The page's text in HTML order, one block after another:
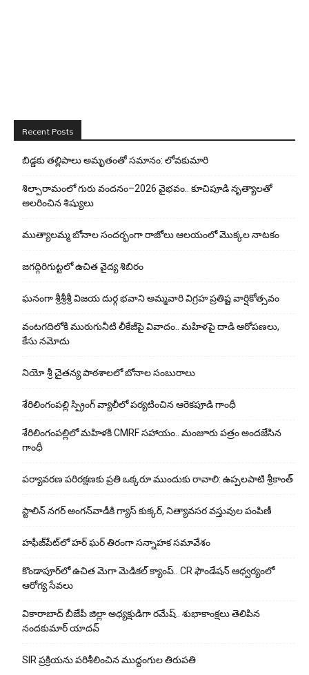
Recent Posts
బిడ్డ‌కు త‌ల్లిపాలు అమృతంతో స‌మానం: లోవ‌కుమారి
శిల్పారామంలో గురు వందనం–2026 వైభవం.. కూచిపూడి నృత్యాలతో
అలరించిన శిష్యులు
ముత్యాలమ్మ బోనాల సందర్భంగా రాజోలు ఆలయంలో మొక్కల నాటకం
జగద్గిరిగుట్టలో ఉచిత వైద్య శిబిరం
ఘనంగా శ్రీశ్రీశ్రీ విజయ దుర్గ భవాని అమ్మవారి విగ్రహ ప్రతిష్ట వార్షికోత్సవం
వంటగదిలోకి మురుగునీటి లీకేజీపై వివాదం.. మహిళపై దాడి ఆరోపణలు,
కేసు నమోదు
నియో శ్రీ చైతన్య పాఠశాలలో బోనాల సంబురాలు
శేరిలింగంపల్లి స్ప్రింగ్ వ్యాలీలో పర్యటించిన ఆరెకపూడి గాంధీ
శేరిలింగంపల్లిలో మ‌హిళ‌కి CMRF స‌హాయం.. మంజూరు పత్రం అందజేసిన
గాంధీ
పర్యావరణ పరిరక్షణకు ప్రతి ఒక్కరూ ముందుకు రావాలి: ఉప్పలపాటి శ్రీకాంత్
స్టాలిన్ నగర్ అంగన్‌వాడీకి గ్యాస్ కుక్కర్, నిత్యావసర వస్తువుల పంపిణీ
హఫీజ్‌పేట్‌లో హర్ ఘర్ తిరంగా సన్నాహక సమావేశం
కొండాపూర్‌లో ఉచిత మెగా మెడికల్ క్యాంప్.. CR ఫౌండేషన్ ఆధ్వర్యంలో
ఆరోగ్య సేవలు
వికారాబాద్ బీజేపీ జిల్లా అధ్యక్షుడిగా రమేష్‌.. శుభాకాంక్షలు తెలిపిన
నందకుమార్ యాదవ్
SIR ప్రక్రియను పరిశీలించిన ముద్దంగుల తిరుపతి